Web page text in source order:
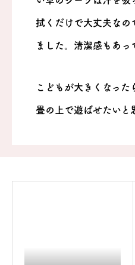
拭くだけで大丈夫なの
ました。清潔感もあっ
こどもが大きくなった
畳の上で遊ばせたいと